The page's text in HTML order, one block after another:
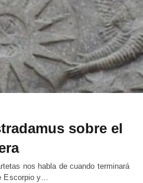
sobre el
nos habla de cuando terminará
Escorpio y…